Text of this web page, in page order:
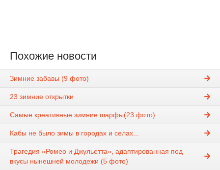
Похожие новости
Зимние забавы (9 фото)
23 зимние открытки
Самые креативные зимние шарфы(23 фото)
Кабы не было зимы в городах и селах...
Трагедия «Ромео и Джульетта», адаптированная под
вкусы нынешней молодежи (5 фото)